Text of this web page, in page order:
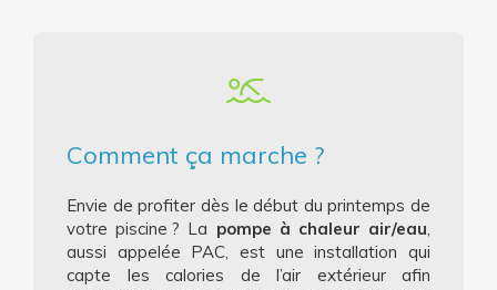
Comment ça marche ?
Envie de profiter dès le début du printemps de
votre piscine ? La pompe à chaleur air/eau,
aussi appelée PAC, est une installation qui
capte les calories de l’air extérieur afin